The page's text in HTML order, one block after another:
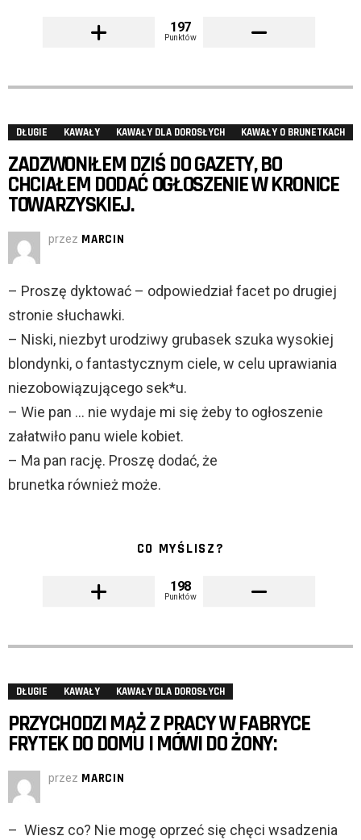
197
Punktów
DŁUGIE KAWAŁY KAWAŁY DLA DOROSŁYCH KAWAŁY O BRUNETKACH
ZADZWONIŁEM DZIŚ DO GAZETY, BO
CHCIAŁEM DODAĆ OGŁOSZENIE W KRONICE
TOWARZYSKIEJ.
przez MARCIN
– Proszę dyktować – odpowiedział facet po drugiej
stronie słuchawki.
– Niski, niezbyt urodziwy grubasek szuka wysokiej
blondynki, o fantastycznym ciele, w celu uprawiania
niezobowiązującego sek*u.
– Wie pan … nie wydaje mi się żeby to ogłoszenie
załatwiło panu wiele kobiet.
– Ma pan rację. Proszę dodać, że
brunetka również może.
CO MYŚLISZ?
198
Punktów
DŁUGIE KAWAŁY KAWAŁY DLA DOROSŁYCH
PRZYCHODZI MĄŻ Z PRACY W FABRYCE
FRYTEK DO DOMU I MÓWI DO ŻONY:
przez MARCIN
– Wiesz co? Nie mogę oprzeć się chęci wsadzenia